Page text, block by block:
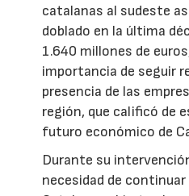
catalanas al sudeste
doblado en la última
1.640 millones de
importancia de seguir
presencia de las
región, que calificó de
futuro económico de
Durante su
necesidad de